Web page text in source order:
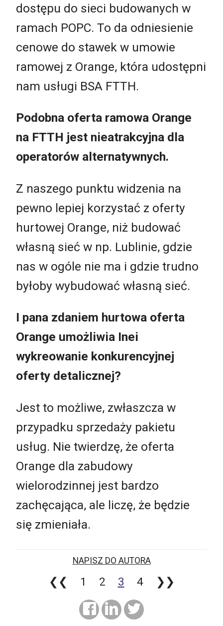
dostępu do sieci budowanych w
ramach POPC. To da odniesienie
cenowe do stawek w umowie
ramowej z Orange, która udostępni
nam usługi BSA FTTH.
Podobna oferta ramowa Orange
na FTTH jest nieatrakcyjna dla
operatorów alternatywnych.
Z naszego punktu widzenia na
pewno lepiej korzystać z oferty
hurtowej Orange, niż budować
własną sieć w np. Lublinie, gdzie
nas w ogóle nie ma i gdzie trudno
byłoby wybudować własną sieć.
I pana zdaniem hurtowa oferta
Orange umożliwia Inei
wykreowanie konkurencyjnej
oferty detalicznej?
Jest to możliwe, zwłaszcza w
przypadku sprzedaży pakietu
usług. Nie twierdzę, że oferta
Orange dla zabudowy
wielorodzinnej jest bardzo
zachęcająca, ale liczę, że będzie
się zmieniała.
NAPISZ DO AUTORA
❮❮ 1 2 3 4 ❯❯